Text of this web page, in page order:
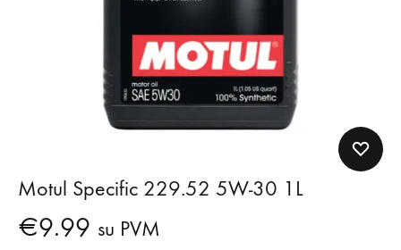
Motul Specific 229.52 5W-30 1L
€9.99 su PVM